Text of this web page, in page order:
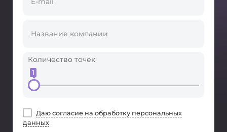
Количество точек
1
Даю согласие на обработку персональных
данных